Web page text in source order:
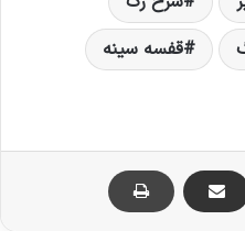
قفسه سینه